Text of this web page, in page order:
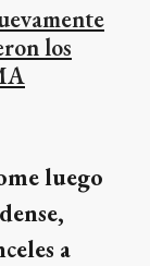
los
luego
a